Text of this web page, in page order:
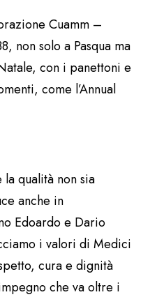
Cuamm –
non solo a Pasqua ma
con i panettoni e
come l’Annual
qualità non sia
anche in
Edoardo e Dario
i valori di Medici
cura e dignità
che va oltre i